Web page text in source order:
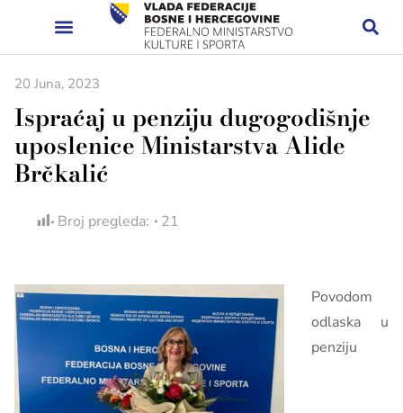
20 Juna, 2023
Ispraćaj u penziju dugogodišnje
uposlenice Ministarstva Alide
Brčkalić
Broj pregleda: 21
Povodom
odlaska u
penziju